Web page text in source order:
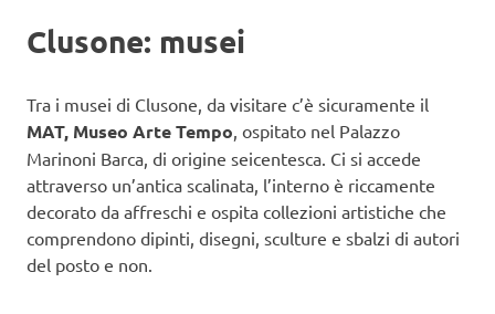
Clusone: musei
Tra i musei di Clusone, da visitare c’è sicuramente il
MAT, Museo Arte Tempo , ospitato nel Palazzo
Marinoni Barca, di origine seicentesca. Ci si accede
attraverso un’antica scalinata, l’interno è riccamente
decorato da affreschi e ospita collezioni artistiche che
comprendono dipinti, disegni, sculture e sbalzi di autori
del posto e non.